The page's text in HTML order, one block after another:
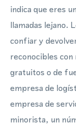
indica que eres
llamadas lejano.
confiar y
reconocibles con
gratuitos o de
empresa de
empresa de
minorista, un